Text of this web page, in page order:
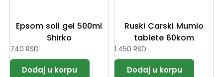
Epsom soli gel 500ml
Shirko
740 RSD
Ruski Carski Mumio
tablete 60kom
1.450 RSD